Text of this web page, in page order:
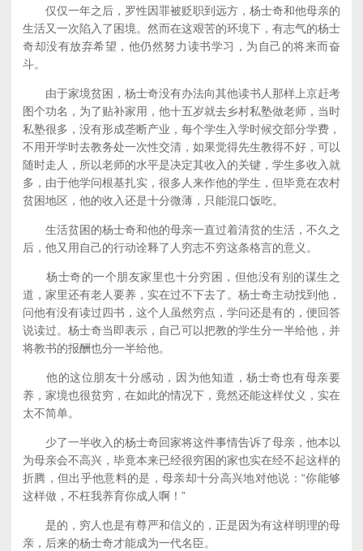
仅仅一年之后，罗性因罪被贬职到远方，杨士奇和他母亲的
生活又一次陷入了困境。然而在这艰苦的环境下，有志气的杨士
奇却没有放弃希望，他仍然努力读书学习，为自己的将来而奋
斗。
由于家境贫困，杨士奇没有办法向其他读书人那样上京赶考
图个功名，为了贴补家用，他十五岁就去乡村私塾做老师，当时
私塾很多，没有形成垄断产业，每个学生入学时候交部分学费，
不用开学时去教务处一次性交清，如果觉得先生教得不好，可以
随时走人，所以老师的水平是决定其收入的关键，学生多收入就
多，由于他学问根基扎实，很多人来作他的学生，但毕竟在农村
贫困地区，他的收入还是十分微薄，只能混口饭吃。
生活贫困的杨士奇和他的母亲一直过着清贫的生活，不久之
后，他又用自己的行动诠释了人穷志不穷这条格言的意义。
杨士奇的一个朋友家里也十分穷困，但他没有别的谋生之
道，家里还有老人要养，实在过不下去了。杨士奇主动找到他，
问他有没有读过四书，这个人虽然穷点，学问还是有的，便回答
说读过。杨士奇当即表示，自己可以把教的学生分一半给他，并
将教书的报酬也分一半给他。
他的这位朋友十分感动，因为他知道，杨士奇也有母亲要
养，家境也很贫穷，在如此的情况下，竟然还能这样仗义，实在
太不简单。
少了一半收入的杨士奇回家将这件事情告诉了母亲，他本以
为母亲会不高兴，毕竟本来已经很穷困的家也实在经不起这样的
折腾，但出乎他意料的是，母亲却十分高兴地对他说：“你能够
这样做，不枉我养育你成人啊！”
是的，穷人也是有尊严和信义的，正是因为有这样明理的母
亲，后来的杨士奇才能成为一代名臣。